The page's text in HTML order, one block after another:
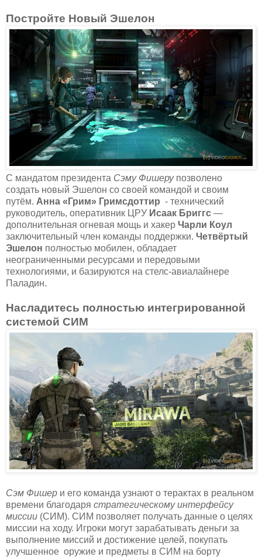
Постройте Новый Эшелон
С мандатом президента Сэму Фишерупозволено
создать новый Эшелон со своей командой и своим
путём. Анна «Грим» Гримсдоттир - технический
руководитель, оперативник ЦРУ Исаак Бриггс —
дополнительная огневая мощь и хакер Чарли Коул
заключительный член команды поддержки. Четвёртый
Эшелон полностью мобилен, обладает
неограниченными ресурсами и передовыми
технологиями, и базируются на стелс-авиалайнере
Паладин.
Насладитесь полностью интегрированной
системой СИМ
Сэм Фишер и его команда узнают о терактах в реальном
времени благодаря стратегическому интерфейсу
миссии (СИМ). СИМ позволяет получать данные о целях
миссии на ходу. Игроки могут зарабатывать деньги за
выполнение миссий и достижение целей, покупать
улучшенное оружие и предметы в СИМ на борту